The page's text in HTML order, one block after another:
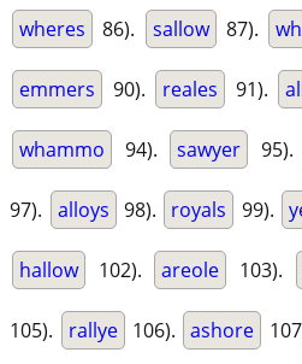
wheres 86). sallow 87).
emmers 90). reales 91).
whammo 94). sawyer 95).
97). alloys 98). royals 99).
hallow 102). areole 103).
105). rallye 106). ashore